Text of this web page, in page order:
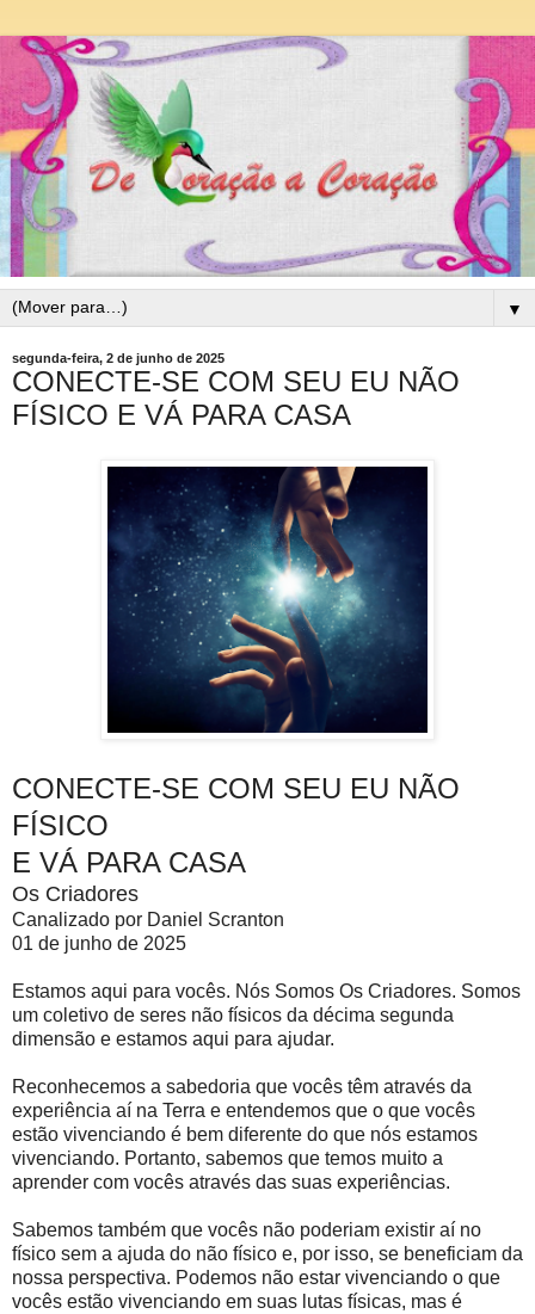
▼
segunda-feira, 2 de junho de 2025
CONECTE-SE COM SEU EU NÃO
FÍSICO E VÁ PARA CASA
CONECTE-SE COM SEU EU NÃO
FÍSICO
E VÁ PARA CASA
Os Criadores
Canalizado por Daniel Scranton
01 de junho de 2025
Estamos aqui para vocês. Nós Somos Os Criadores. Somos
um coletivo de seres não físicos da décima segunda
dimensão e estamos aqui para ajudar.
Reconhecemos a sabedoria que vocês têm através da
experiência aí na Terra e entendemos que o que vocês
estão vivenciando é bem diferente do que nós estamos
vivenciando. Portanto, sabemos que temos muito a
aprender com vocês através das suas experiências.
Sabemos também que vocês não poderiam existir aí no
físico sem a ajuda do não físico e, por isso, se beneficiam da
nossa perspectiva. Podemos não estar vivenciando o que
vocês estão vivenciando em suas lutas físicas, mas é